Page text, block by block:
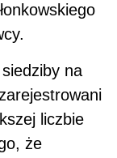
na
liczbie
że